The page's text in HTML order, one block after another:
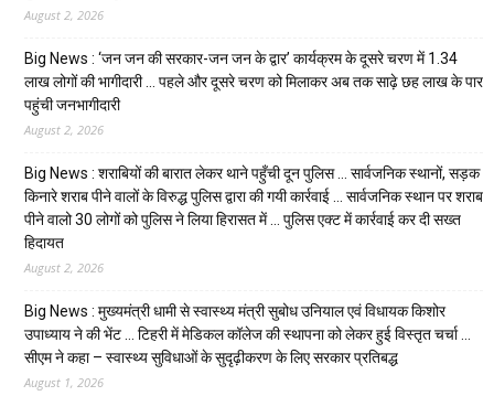
August 2, 2026
Big News : ‘जन जन की सरकार-जन जन के द्वार’ कार्यक्रम के दूसरे चरण में 1.34
लाख लोगों की भागीदारी … पहले और दूसरे चरण को मिलाकर अब तक साढ़े छह लाख के पार
पहुंची जनभागीदारी
August 2, 2026
Big News : शराबियों की बारात लेकर थाने पहुँची दून पुलिस … सार्वजनिक स्थानों, सड़क
किनारे शराब पीने वालों के विरुद्ध पुलिस द्वारा की गयी कार्रवाई … सार्वजनिक स्थान पर शराब
पीने वालो 30 लोगों को पुलिस ने लिया हिरासत में … पुलिस एक्ट में कार्रवाई कर दी सख्त
हिदायत
August 2, 2026
Big News : मुख्यमंत्री धामी से स्वास्थ्य मंत्री सुबोध उनियाल एवं विधायक किशोर
उपाध्याय ने की भेंट … टिहरी में मेडिकल कॉलेज की स्थापना को लेकर हुई विस्तृत चर्चा …
सीएम ने कहा – स्वास्थ्य सुविधाओं के सुदृढ़ीकरण के लिए सरकार प्रतिबद्ध
August 1, 2026